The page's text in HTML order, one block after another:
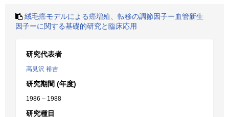
絨毛癌モデルによる癌増殖、転移の調節因子ー血管新生
因子ーに関する基礎的研究と臨床応用
研究代表者
高見沢 裕吉
研究期間 (年度)
1986 – 1988
研究種目